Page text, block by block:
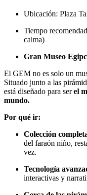
Ubicación: Plaza
Tiempo
calma)
Gran Museo
El GEM no es solo un
Situado junto a las
está diseñado para serel
mundo.
Por qué ir:
Colección
del faraón niño,
vez.
Tecnología
interactivas y